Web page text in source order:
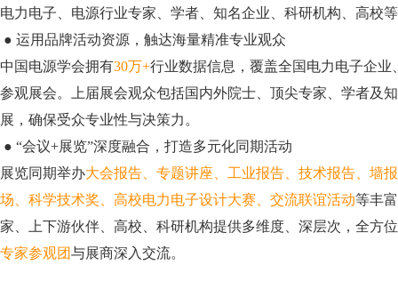
电力电子、电源行业专家、学者、知名企业、科研机构、高校等
● 运用品牌活动资源，触达海量精准专业观众
中国电源学会拥有30万+行业数据信息，覆盖全国电力电子企
参观展会。上届展会观众包括国内外院士、顶尖专家、学者及
展，确保受众专业性与决策力。
● “会议+展览”深度融合，打造多元化同期活动
展览同期举办大会报告、专题讲座、工业报告、技术报告、墙
场、科学技术奖、高校电力电子设计大赛、交流联谊活动等丰
家、上下游伙伴、高校、科研机构提供多维度、深层次，全方
专家参观团与展商深入交流。